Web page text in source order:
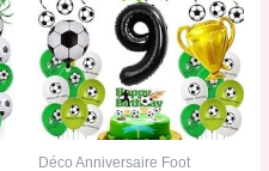
Déco Anniversaire Foot